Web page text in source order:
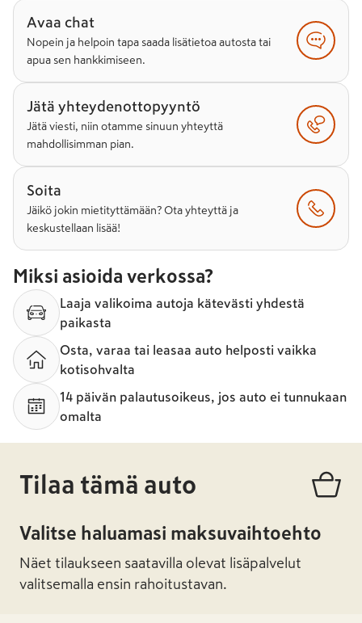
Avaa chat
Nopein ja helpoin tapa saada lisätietoa autosta tai
apua sen hankkimiseen.
Jätä yhteydenottopyyntö
Jätä viesti, niin otamme sinuun yhteyttä
mahdollisimman pian.
Soita
Jäikö jokin mietityttämään? Ota yhteyttä ja
keskustellaan lisää!
Miksi asioida verkossa?
Laaja valikoima autoja kätevästi yhdestä
paikasta
Osta, varaa tai leasaa auto helposti vaikka
kotisohvalta
14 päivän palautusoikeus, jos auto ei tunnukaan
omalta
Tilaa tämä auto
Valitse haluamasi maksuvaihtoehto
Näet tilaukseen saatavilla olevat lisäpalvelut
valitsemalla ensin rahoitustavan.